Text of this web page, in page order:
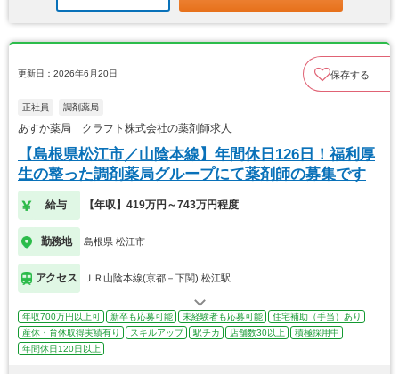
更新日：2026年6月20日 保存する
正社員 調剤薬局
あすか薬局 クラフト株式会社の薬剤師求人
【島根県松江市／山陰本線】年間休日126日！福利厚
生の整った調剤薬局グループにて薬剤師の募集です
給与 【年収】419万円～743万円程度
勤務地 島根県 松江市
アクセス ＪＲ山陰本線(京都－下関) 松江駅
年収700万円以上可 新卒も応募可能 未経験者も応募可能
住宅補助（手当）あり
産休・育休取得実績有り
スキルアップ 駅チカ 店舗数30以上
積極採用中
年間休日120日以上